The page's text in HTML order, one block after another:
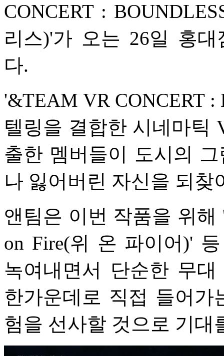
CONCERT :
리스)'가 오는 26일 홍
다.
'&TEAM VR CONCERT
텔링을 결합한 시네마틱
출한 멤버들이 도시의
나 잃어버린 자신을 되찾
앤팀은 이번 작품을 위해
on Fire(위 온 파이어)'
녹여내면서 단순한 무
한가운데로 직접 들어
험을 선사할 것으로 기대